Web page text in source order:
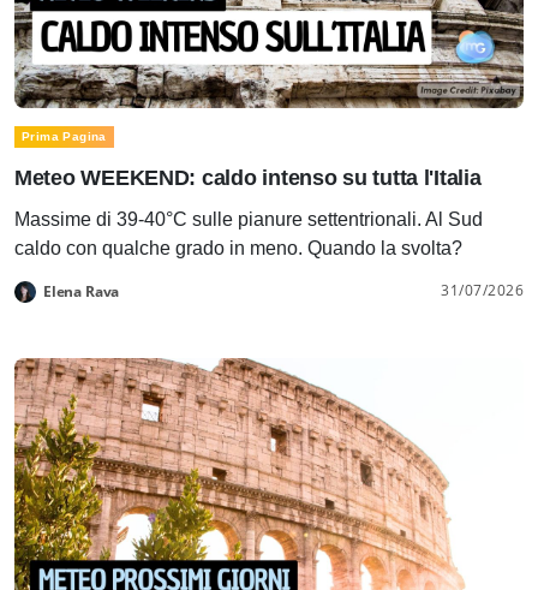
Prima Pagina
Meteo WEEKEND: caldo intenso su tutta l'Italia
Massime di 39-40°C sulle pianure settentrionali. Al Sud
caldo con qualche grado in meno. Quando la svolta?
Elena Rava 31/07/2026